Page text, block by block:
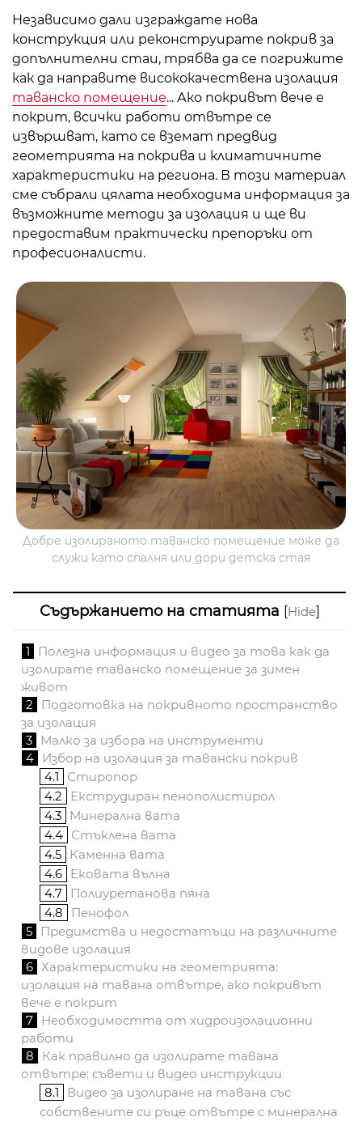
Независимо дали изграждате нова
конструкция или реконструирате покрив за
допълнителни стаи, трябва да се погрижите
как да направите висококачествена изолация
таванско помещение... Ако покривът вече е
покрит, всички работи отвътре се
извършват, като се вземат предвид
геометрията на покрива и климатичните
характеристики на региона. В този материал
сме събрали цялата необходима информация за
възможните методи за изолация и ще ви
предоставим практически препоръки от
професионалисти.
Добре изолираното таванско помещение може да
служи като спалня или дори детска стая
Съдържанието на статията [Hide]
1
Полезна информация и видео за това как да
изолирате таванско помещение за зимен
живот
2
Подготовка на покривното пространство
за изолация
3 Малко за избора на инструменти
4 Избор на изолация за тавански покрив
4.1
Стиропор
4.2
Екструдиран пенополистирол
4.3 Минерална вата
4.4 Стъклена вата
4.5 Каменна вата
4.6 Ековата вълна
4.7 Полиуретанова пяна
4.8
Пенофол
5 Предимства и недостатъци на различните
видове изолация
6 Характеристики на геометрията:
изолация на тавана отвътре, ако покривът
вече е покрит
7 Необходимостта от хидроизолационни
работи
8
Как правилно да изолирате тавана
отвътре: съвети и видео инструкции
8.1
Видео за изолиране на тавана със
собствените си ръце отвътре с минерална